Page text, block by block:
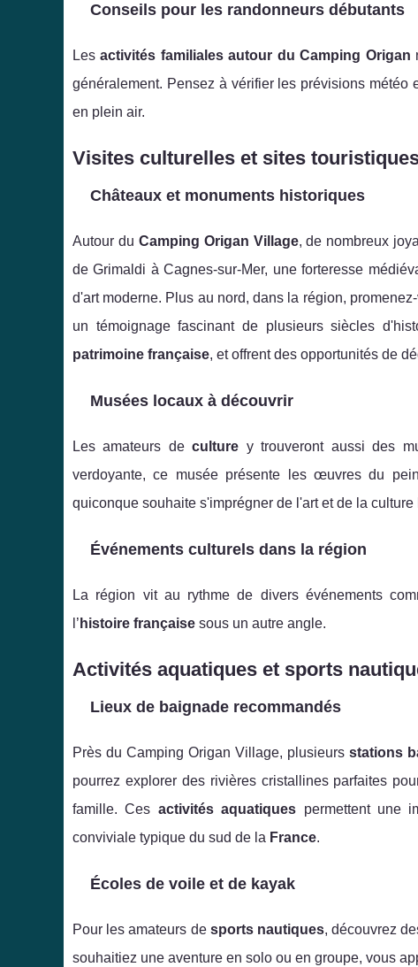
Conseils pour les randonneurs débutants
Lesactivités familiales autour du Camping Origan
généralement. Pensez à vérifier les prévisions météo
en plein air.
Visites culturelles et sites
Châteaux et monuments historiques
Autour du Camping Origan Village, de nombreux
de Grimaldi à Cagnes-sur-Mer, une forteresse
d'art moderne. Plus au nord, dans la région,
un témoignage fascinant de plusieurs siècles
patrimoine française, et offrent des opportunités de
Musées locaux à découvrir
Les amateurs deculture y trouveront aussi des
verdoyante, ce musée présente les œuvres du
quiconque souhaite s'imprégner de l'art et de la culture
Événements culturels dans la région
La région vit au rythme de divers événements
l’ histoire française sous un autre angle.
Activités aquatiques et sports
Lieux de baignade recommandés
Près du Camping Origan Village, plusieurs stations
pourrez explorer des rivières cristallines parfaites
famille. Ces activités aquatiques permettent une
conviviale typique du sud de la France.
Écoles de voile et de kayak
Pour les amateurs de sports nautiques, découvrez
souhaitiez une aventure en solo ou en groupe, vous